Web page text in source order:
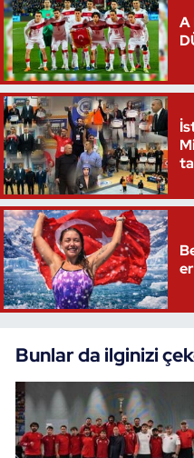
A
Bunlar da ilginizi